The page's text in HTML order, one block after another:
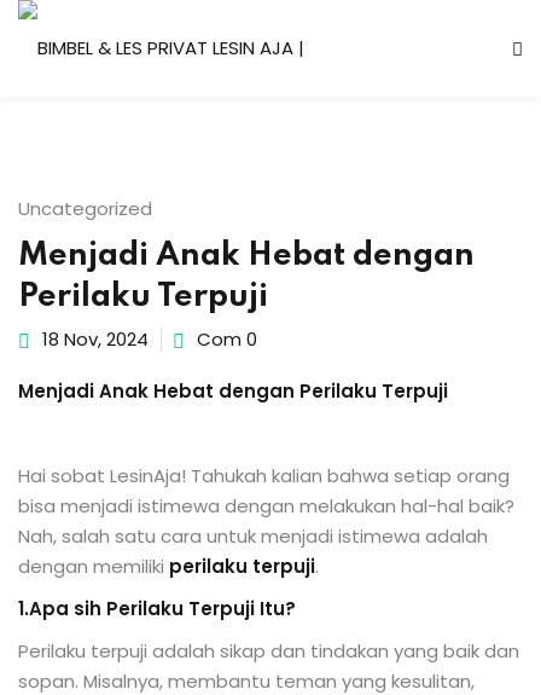
Skip
Uncategorized
Menjadi Anak Hebat dengan
Perilaku Terpuji
18 Nov, 2024 Com 0
Menjadi Anak Hebat dengan Perilaku Terpuji
Hai sobat LesinAja! Tahukah kalian bahwa setiap orang
bisa menjadi istimewa dengan melakukan hal-hal baik?
Nah, salah satu cara untuk menjadi istimewa adalah
dengan memiliki perilaku terpuji.
1.Apa sih Perilaku Terpuji Itu?
Perilaku terpuji adalah sikap dan tindakan yang baik dan
sopan. Misalnya, membantu teman yang kesulitan,